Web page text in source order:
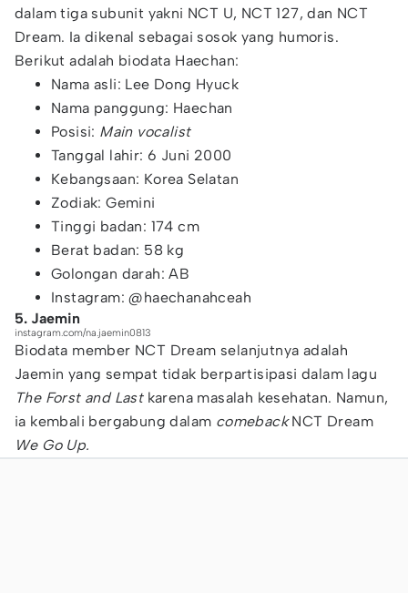
dalam tiga subunit yakni NCT U, NCT 127, dan NCT
Dream. Ia dikenal sebagai sosok yang humoris.
Berikut adalah biodata Haechan:
Nama asli: Lee Dong Hyuck
Nama panggung: Haechan
Posisi: Main vocalist
Tanggal lahir: 6 Juni 2000
Kebangsaan: Korea Selatan
Zodiak: Gemini
Tinggi badan: 174 cm
Berat badan: 58 kg
Golongan darah: AB
Instagram: @haechanahceah
5. Jaemin
instagram.com/na.jaemin0813
Biodata member NCT Dream selanjutnya adalah
Jaemin yang sempat tidak berpartisipasi dalam lagu
The Forst and Lastkarena masalah kesehatan. Namun,
ia kembali bergabung dalam comebackNCT Dream
We Go Up.